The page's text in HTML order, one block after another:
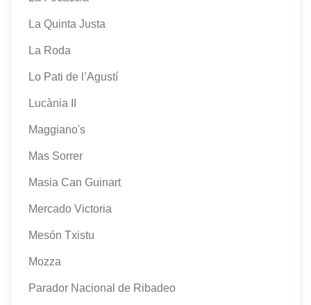
La Quinta Justa
La Roda
Lo Pati de l’Agustí
Lucània II
Maggiano's
Mas Sorrer
Masia Can Guinart
Mercado Victoria
Mesón Txistu
Mozza
Parador Nacional de Ribadeo